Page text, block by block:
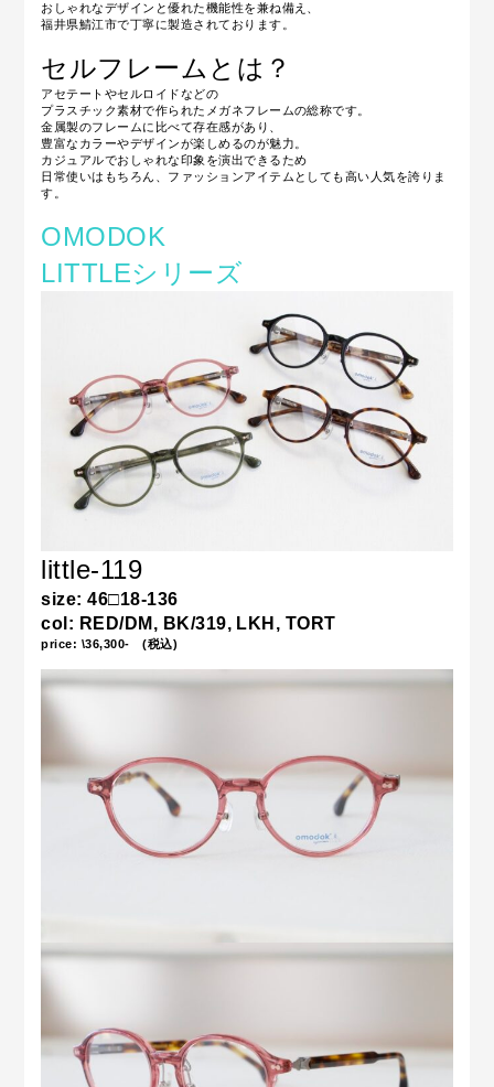
おしゃれなデザインと優れた機能性を兼ね備え、
福井県鯖江市で丁寧に製造されております。
セルフレームとは？
アセテートやセルロイドなどの
プラスチック素材で作られたメガネフレームの総称です。
金属製のフレームに比べて存在感があり、
豊富なカラーやデザインが楽しめるのが魅力。
カジュアルでおしゃれな印象を演出できるため
日常使いはもちろん、ファッションアイテムとしても高い人気を誇りま
す。
OMODOK
LITTLEシリーズ
little-119
size: 46□18-136
col: RED/DM, BK/319, LKH, TORT
price: \36,300- (税込)